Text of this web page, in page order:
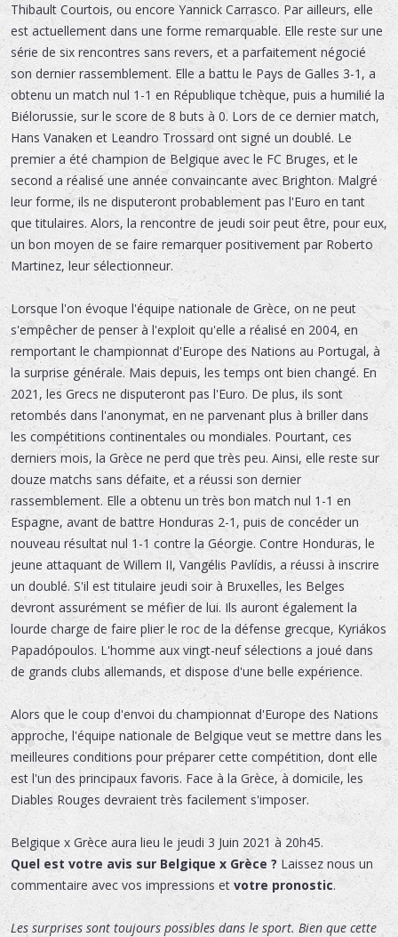
Thibault Courtois, ou encore Yannick Carrasco. Par ailleurs, elle
est actuellement dans une forme remarquable. Elle reste sur une
série de six rencontres sans revers, et a parfaitement négocié
son dernier rassemblement. Elle a battu le Pays de Galles 3-1, a
obtenu un match nul 1-1 en République tchèque, puis a humilié la
Biélorussie, sur le score de 8 buts à 0. Lors de ce dernier match,
Hans Vanaken et Leandro Trossard ont signé un doublé. Le
premier a été champion de Belgique avec le FC Bruges, et le
second a réalisé une année convaincante avec Brighton. Malgré
leur forme, ils ne disputeront probablement pas l'Euro en tant
que titulaires. Alors, la rencontre de jeudi soir peut être, pour eux,
un bon moyen de se faire remarquer positivement par Roberto
Martinez, leur sélectionneur.
Lorsque l'on évoque l'équipe nationale de Grèce, on ne peut
s'empêcher de penser à l'exploit qu'elle a réalisé en 2004, en
remportant le championnat d'Europe des Nations au Portugal, à
la surprise générale. Mais depuis, les temps ont bien changé. En
2021, les Grecs ne disputeront pas l'Euro. De plus, ils sont
retombés dans l'anonymat, en ne parvenant plus à briller dans
les compétitions continentales ou mondiales. Pourtant, ces
derniers mois, la Grèce ne perd que très peu. Ainsi, elle reste sur
douze matchs sans défaite, et a réussi son dernier
rassemblement. Elle a obtenu un très bon match nul 1-1 en
Espagne, avant de battre Honduras 2-1, puis de concéder un
nouveau résultat nul 1-1 contre la Géorgie. Contre Honduras, le
jeune attaquant de Willem II, Vangélis Pavlídis, a réussi à inscrire
un doublé. S'il est titulaire jeudi soir à Bruxelles, les Belges
devront assurément se méfier de lui. Ils auront également la
lourde charge de faire plier le roc de la défense grecque, Kyriákos
Papadópoulos. L'homme aux vingt-neuf sélections a joué dans
de grands clubs allemands, et dispose d'une belle expérience.
Alors que le coup d'envoi du championnat d'Europe des Nations
approche, l'équipe nationale de Belgique veut se mettre dans les
meilleures conditions pour préparer cette compétition, dont elle
est l'un des principaux favoris. Face à la Grèce, à domicile, les
Diables Rouges devraient très facilement s'imposer.
Belgique x Grèce aura lieu le jeudi 3 Juin 2021 à 20h45.
Quel est votre avis sur Belgique x Grèce ? Laissez nous un
commentaire avec vos impressions et votre pronostic.
Les surprises sont toujours possibles dans le sport. Bien que cette